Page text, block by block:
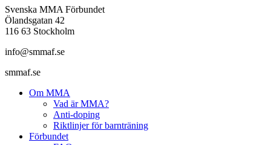
Svenska MMA Förbundet
Ölandsgatan 42
116 63 Stockholm
info@smmaf.se
smmaf.se
Om MMA
Vad är MMA?
Anti-doping
Riktlinjer för barnträning
Förbundet